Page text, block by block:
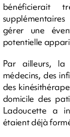
bénéficierait
gérer une
potentielle
Par ailleurs, la
médecins, des
des
domicile des
Ladoucette a
étaient déjà